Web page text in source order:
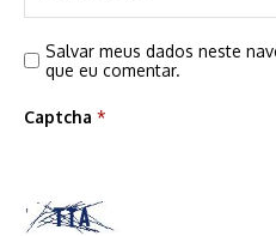
Salvar meus dados neste
que eu comentar.
Captcha *